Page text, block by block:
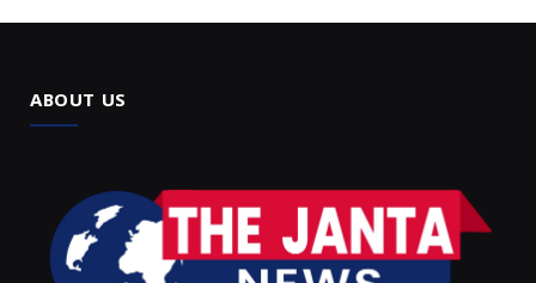
ABOUT US